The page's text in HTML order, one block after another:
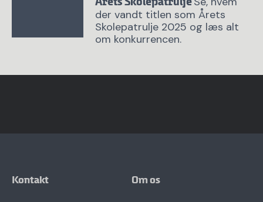
der vandt titlen som Årets
Skolepatrulje 2025 og læs alt
om konkurrencen.
Kontakt Om os